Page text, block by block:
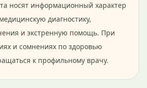
носят информационный характер
диагностику,
и экстренную помощь. При
и сомнениях по здоровью
к профильному врачу.